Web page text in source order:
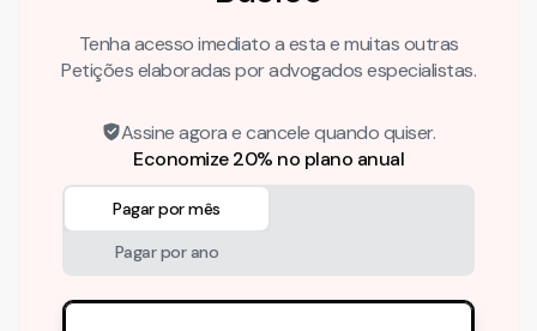
Tenha acesso imediato a esta e muitas outras
Petições elaboradas por advogados especialistas.
Assine agora e cancele quando quiser.
Economize 20% no plano anual
Pagar por mês
Pagar por ano